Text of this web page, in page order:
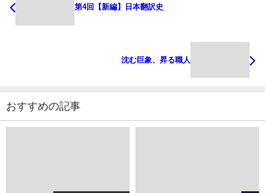
第4回【新編】日本翻訳史
沈む巨象、昇る職人
おすすめの記事